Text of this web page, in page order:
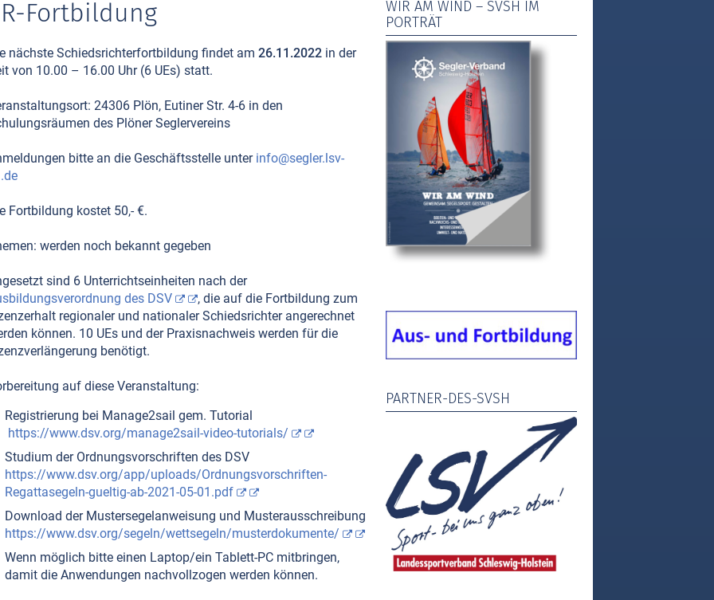
Fortbildung
nächste Schiedsrichterfortbildung findet am 26.11.2022 in der
von 10.00 – 16.00 Uhr (6 UEs) statt.
24306 Plön, Eutiner Str. 4-6 in den
des Plöner Seglervereins
bitte an die Geschäftsstelle unter info@segler.lsv-
Fortbildung kostet 50,- €.
werden noch bekannt gegeben
sind 6 Unterrichtseinheiten nach der
des DSV
, die auf die Fortbildung zum
regionaler und nationaler Schiedsrichter angerechnet
können. 10 UEs und der Praxisnachweis werden für die
benötigt.
auf diese Veranstaltung:
Registrierung bei Manage2sail gem. Tutorial
https://www.dsv.org/manage2sail-video-tutorials/
Studium der Ordnungsvorschriften des DSV
https://www.dsv.org/app/uploads/Ordnungsvorschriften-
Regattasegeln-gueltig-ab-2021-05-01.pdf
Download der Mustersegelanweisung und Musterausschreibung
https://www.dsv.org/segeln/wettsegeln/musterdokumente/
Wenn möglich bitte einen Laptop/ein Tablett-PC mitbringen,
damit die Anwendungen nachvollzogen werden können.
WIR AM WIND – SVSH IM
PORTRÄT
PARTNER-DES-SVSH